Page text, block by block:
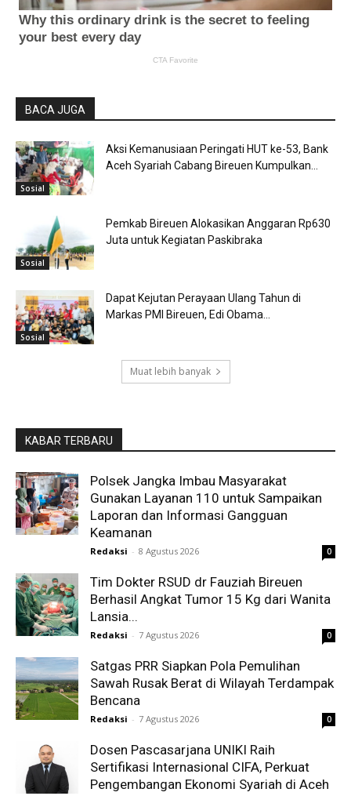
BACA JUGA
Sosial
Aksi Kemanusiaan Peringati HUT ke-53, Bank
Aceh Syariah Cabang Bireuen Kumpulkan...
Sosial
Pemkab Bireuen Alokasikan Anggaran Rp630
Juta untuk Kegiatan Paskibraka
Sosial
Dapat Kejutan Perayaan Ulang Tahun di
Markas PMI Bireuen, Edi Obama...
Muat lebih banyak
KABAR TERBARU
Polsek Jangka Imbau Masyarakat
Gunakan Layanan 110 untuk Sampaikan
Laporan dan Informasi Gangguan
Keamanan
Redaksi - 8 Agustus 2026 0
Tim Dokter RSUD dr Fauziah Bireuen
Berhasil Angkat Tumor 15 Kg dari Wanita
Lansia...
Redaksi - 7 Agustus 2026 0
Satgas PRR Siapkan Pola Pemulihan
Sawah Rusak Berat di Wilayah Terdampak
Bencana
Redaksi - 7 Agustus 2026 0
Dosen Pascasarjana UNIKI Raih
Sertifikasi Internasional CIFA, Perkuat
Pengembangan Ekonomi Syariah di Aceh